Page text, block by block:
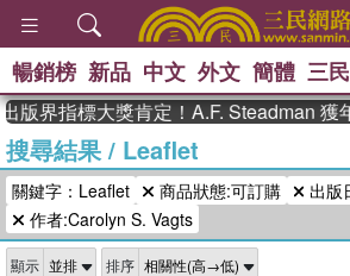
父親節 、 如果
推薦 、 國際布
孩：黎曼猜想
暢銷榜 新品 中文 外文 簡體 三
版界指標大獎肯定！A.F. Steadman 獲
搜尋結果/ Leaflet
關鍵字：Leaflet
商品狀態:可訂購
出版
作者:Carolyn S. Vagts
顯示 排序